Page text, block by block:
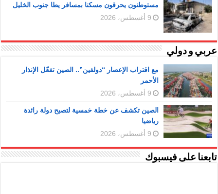
مستوطنون يحرقون مسكنا بمسافر يطا جنوب الخليل
9 أغسطس، 2026
عربي و دولي
مع اقتراب الإعصار “دولفين”.. الصين تفعّل الإنذار
الأحمر
9 أغسطس، 2026
الصين تكشف عن خطة خمسية لتصبح دولة رائدة
رياضيا
9 أغسطس، 2026
تابعنا على فيسبوك